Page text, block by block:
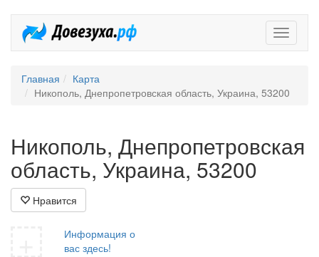
Главная
Карта
Никополь, Днепропетровская область, Украина, 53200
Никополь, Днепропетровская
область, Украина, 53200
Нравится
Информация о
вас здесь!